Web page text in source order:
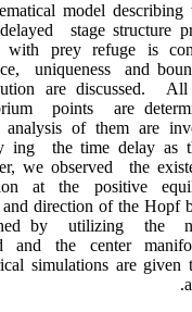
model
stage structure
with prey refuge is
uniqueness and
are discussed.
points are
analysis of them are
ing the time delay as
we observed the
at the positive
and direction of the Hopf
by utilizing the
and the center
simulations are given